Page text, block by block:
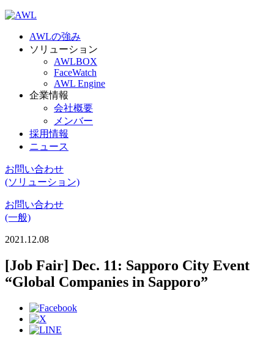
AWLの強み
ソリューション
AWLBOX
FaceWatch
AWL Engine
企業情報
会社概要
メンバー
採用情報
ニュース
お問い合わせ
(ソリューション)
お問い合わせ
(一般)
2021.12.08
[Job Fair] Dec. 11: Sapporo City Event
“Global Companies in Sapporo”